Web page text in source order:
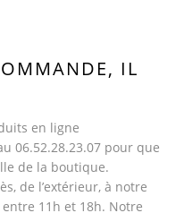
IL
en ligne
06.52.28.23.07 pour que
de la boutique.
de l’extérieur, à notre
11h et 18h. Notre